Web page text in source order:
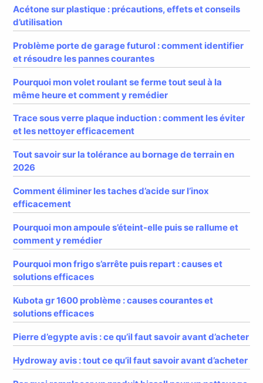
Acétone sur plastique : précautions, effets et conseils
d’utilisation
Problème porte de garage futurol : comment identifier
et résoudre les pannes courantes
Pourquoi mon volet roulant se ferme tout seul à la
même heure et comment y remédier
Trace sous verre plaque induction : comment les éviter
et les nettoyer efficacement
Tout savoir sur la tolérance au bornage de terrain en
2026
Comment éliminer les taches d’acide sur l’inox
efficacement
Pourquoi mon ampoule s’éteint-elle puis se rallume et
comment y remédier
Pourquoi mon frigo s’arrête puis repart : causes et
solutions efficaces
Kubota gr 1600 problème : causes courantes et
solutions efficaces
Pierre d’egypte avis : ce qu’il faut savoir avant d’acheter
Hydroway avis : tout ce qu’il faut savoir avant d’acheter